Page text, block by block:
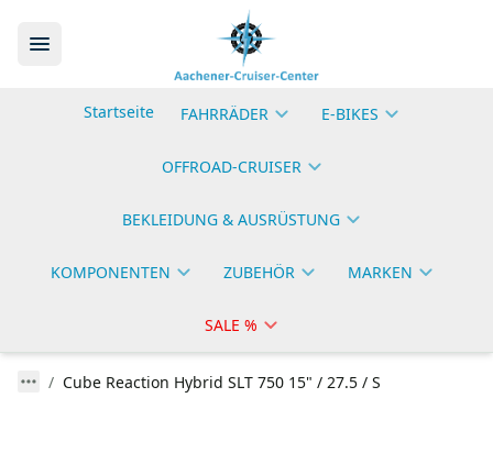
Startseite FAHRRÄDER E-BIKES
OFFROAD-CRUISER
BEKLEIDUNG & AUSRÜSTUNG
KOMPONENTEN ZUBEHÖR MARKEN
SALE %
Cube Reaction Hybrid SLT 750 15" / 27.5 / S